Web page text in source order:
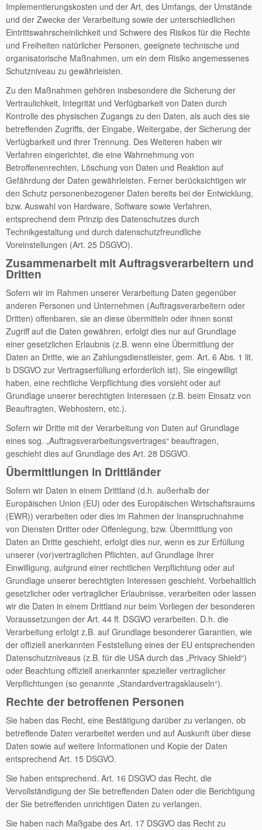
Implementierungskosten und der Art, des Umfangs, der Umstände
und der Zwecke der Verarbeitung sowie der unterschiedlichen
Eintrittswahrscheinlichkeit und Schwere des Risikos für die Rechte
und Freiheiten natürlicher Personen, geeignete technische und
organisatorische Maßnahmen, um ein dem Risiko angemessenes
Schutzniveau zu gewährleisten.
Zu den Maßnahmen gehören insbesondere die Sicherung der
Vertraulichkeit, Integrität und Verfügbarkeit von Daten durch
Kontrolle des physischen Zugangs zu den Daten, als auch des sie
betreffenden Zugriffs, der Eingabe, Weitergabe, der Sicherung der
Verfügbarkeit und ihrer Trennung. Des Weiteren haben wir
Verfahren eingerichtet, die eine Wahrnehmung von
Betroffenenrechten, Löschung von Daten und Reaktion auf
Gefährdung der Daten gewährleisten. Ferner berücksichtigen wir
den Schutz personenbezogener Daten bereits bei der Entwicklung,
bzw. Auswahl von Hardware, Software sowie Verfahren,
entsprechend dem Prinzip des Datenschutzes durch
Technikgestaltung und durch datenschutzfreundliche
Voreinstellungen (Art. 25 DSGVO).
Zusammenarbeit mit Auftragsverarbeitern und
Dritten
Sofern wir im Rahmen unserer Verarbeitung Daten gegenüber
anderen Personen und Unternehmen (Auftragsverarbeitern oder
Dritten) offenbaren, sie an diese übermitteln oder ihnen sonst
Zugriff auf die Daten gewähren, erfolgt dies nur auf Grundlage
einer gesetzlichen Erlaubnis (z.B. wenn eine Übermittlung der
Daten an Dritte, wie an Zahlungsdienstleister, gem. Art. 6 Abs. 1 lit.
b DSGVO zur Vertragserfüllung erforderlich ist), Sie eingewilligt
haben, eine rechtliche Verpflichtung dies vorsieht oder auf
Grundlage unserer berechtigten Interessen (z.B. beim Einsatz von
Beauftragten, Webhostern, etc.).
Sofern wir Dritte mit der Verarbeitung von Daten auf Grundlage
eines sog. „Auftragsverarbeitungsvertrages“ beauftragen,
geschieht dies auf Grundlage des Art. 28 DSGVO.
Übermittlungen in Drittländer
Sofern wir Daten in einem Drittland (d.h. außerhalb der
Europäischen Union (EU) oder des Europäischen Wirtschaftsraums
(EWR)) verarbeiten oder dies im Rahmen der Inanspruchnahme
von Diensten Dritter oder Offenlegung, bzw. Übermittlung von
Daten an Dritte geschieht, erfolgt dies nur, wenn es zur Erfüllung
unserer (vor)vertraglichen Pflichten, auf Grundlage Ihrer
Einwilligung, aufgrund einer rechtlichen Verpflichtung oder auf
Grundlage unserer berechtigten Interessen geschieht. Vorbehaltlich
gesetzlicher oder vertraglicher Erlaubnisse, verarbeiten oder lassen
wir die Daten in einem Drittland nur beim Vorliegen der besonderen
Voraussetzungen der Art. 44 ff. DSGVO verarbeiten. D.h. die
Verarbeitung erfolgt z.B. auf Grundlage besonderer Garantien, wie
der offiziell anerkannten Feststellung eines der EU entsprechenden
Datenschutzniveaus (z.B. für die USA durch das „Privacy Shield“)
oder Beachtung offiziell anerkannter spezieller vertraglicher
Verpflichtungen (so genannte „Standardvertragsklauseln“).
Rechte der betroffenen Personen
Sie haben das Recht, eine Bestätigung darüber zu verlangen, ob
betreffende Daten verarbeitet werden und auf Auskunft über diese
Daten sowie auf weitere Informationen und Kopie der Daten
entsprechend Art. 15 DSGVO.
Sie haben entsprechend. Art. 16 DSGVO das Recht, die
Vervollständigung der Sie betreffenden Daten oder die Berichtigung
der Sie betreffenden unrichtigen Daten zu verlangen.
Sie haben nach Maßgabe des Art. 17 DSGVO das Recht zu